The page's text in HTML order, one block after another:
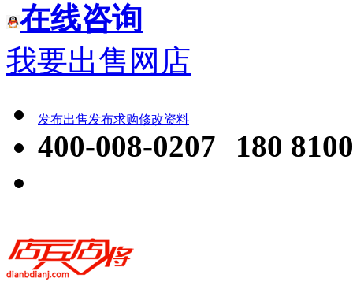
在线咨询
我要出售网店
发布出售发布求购修改资料
400-008-0207 180